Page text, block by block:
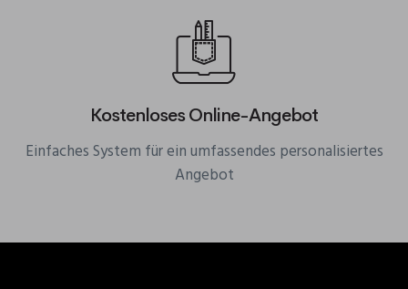
Kostenloses Online-Angebot
Einfaches System für ein umfassendes personalisiertes
Angebot